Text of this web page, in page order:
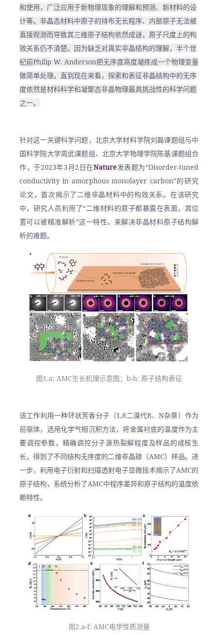
和使用，广泛应用于新物理现象的理解和预测、新材料的设
计等。非晶态材料中原子的排布无长程序、内部原子无法被
直接观测而导致其三维原子结构依然成谜，原子尺度上的构
效关系仍不清楚。因为缺乏对真实非晶结构的理解，半个世
纪前Philip W. Anderson把无序度高度凝练成一个物理变量
做简单处理。直到现在来看，探索和表征非晶结构中的无序
度依然是材料科学和凝聚态非晶物理最具挑战性的科学问题
之一。
针对这一关键科学问题，北京大学材料学院刘磊课题组与中
国科学院大学周武课题组、北京大学物理学院陈基课题组合
作，于2023年3月2日在Nature发表题为“Disorder-tuned
conductivity in amorphous monolayer carbon”的研究
论文，首次揭示了二维非晶材料中的构效关系。在该研究
中，研究人员利用了“二维材料的原子都暴露在表面，其位
置可以被精准解析”这一特性，来解决非晶材料原子结构解
析的难题。
图1.a: AMC生长机理示意图；b-h: 原子结构表征
该工作利用一种环状芳香分子（1,8二溴代B、N杂萘）作为
前驱体，选用化学气相沉积方法，将金属衬底的温度作为主
要调控参数，精确调控分子源热裂解程度及样品的成核生
长，得到了不同结构无序度的二维非晶碳（AMC）样品。进
一步，利用电子衍射和扫描透射电子显微技术揭示了AMC的
原子结构，系统分析了AMC中程序差异和原子结构的温度依
赖特性。
图2.a-f: AMC电学性质测量